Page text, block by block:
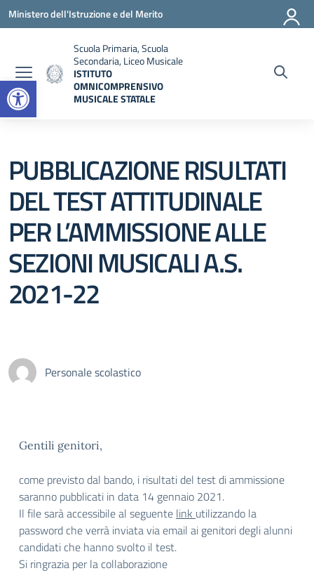
Open toolbar
Vai ai contenuti
Vai al menu di navigazione
Vai al footer
Ministero dell'Istruzione e del Merito
Scuola Primaria, Scuola
Secondaria, Liceo Musicale
ISTITUTO
OMNICOMPRENSIVO
MUSICALE STATALE
PUBBLICAZIONE RISULTATI
DEL TEST ATTITUDINALE
PER L’AMMISSIONE ALLE
SEZIONI MUSICALI A.S.
2021-22
Personale scolastico
Gentili genitori,
come previsto dal bando, i risultati del test di ammissione
saranno pubblicati in data 14 gennaio 2021.
Il file sarà accessibile al seguente link utilizzando la
password che verrà inviata via email ai genitori degli alunni
candidati che hanno svolto il test.
Si ringrazia per la collaborazione